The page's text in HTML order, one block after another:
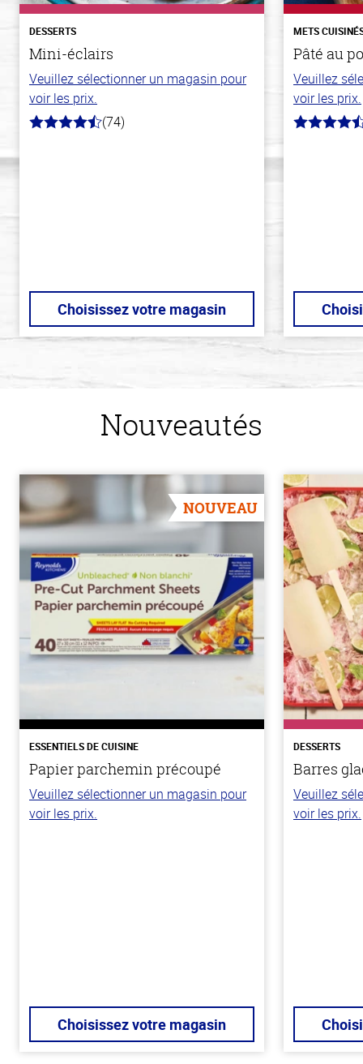
DESSERTS
Mini-éclairs
Veuillez sélectionner un magasin pour
voir les prix.
4.7
(74)
Choisissez votre magasin
METS
Pâté au
Veuillez
voir les prix.
4.3
Nouveautés
NOUVEAU
ESSENTIELS DE CUISINE
Papier parchemin précoupé
Veuillez sélectionner un magasin pour
voir les prix.
Choisissez votre magasin
DESSERTS
Barres
Veuillez
voir les prix.